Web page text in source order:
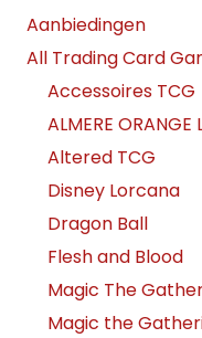
Aanbiedingen
All Trading Card
Accessoires TCG
ALMERE ORANGE
Altered TCG
Disney Lorcana
Dragon Ball
Flesh and Blood
Magic The
Magic the